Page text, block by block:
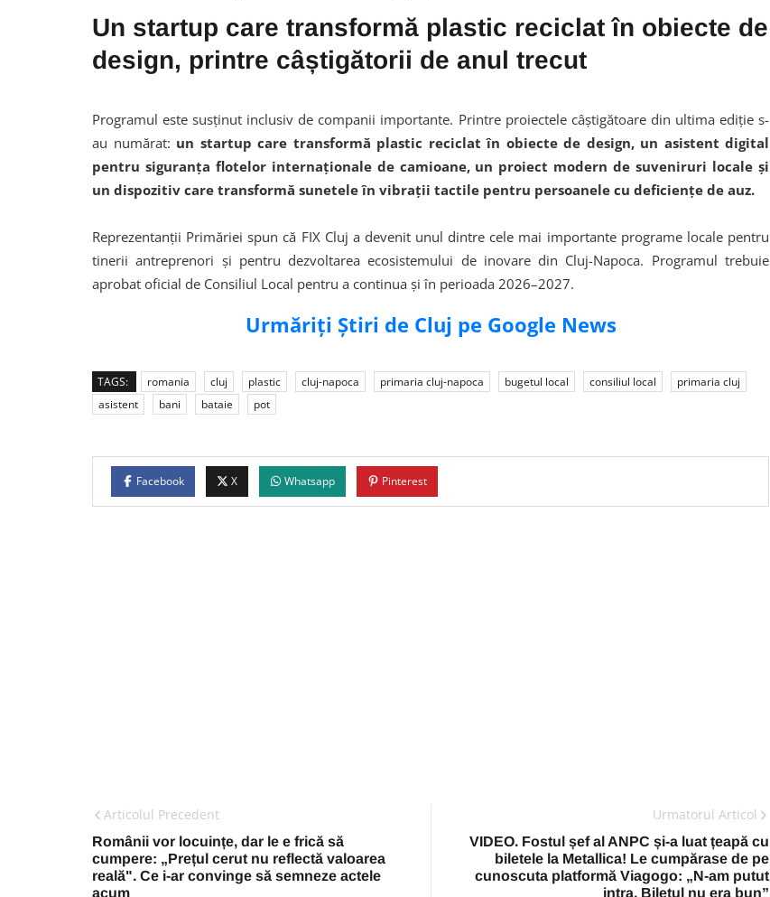
Un startup care transformă plastic reciclat în obiecte de
design, printre câștigătorii de anul trecut
Programul este susținut inclusiv de companii importante. Printre proiectele câștigătoare din ultima ediție s-
au numărat: un startup care transformă plastic reciclat în obiecte de design, un asistent digital
pentru siguranța flotelor internaționale de camioane, un proiect modern de suveniruri locale și
un dispozitiv care transformă sunetele în vibrații tactile pentru persoanele cu deficiențe de auz.
Reprezentanții Primăriei spun că FIX Cluj a devenit unul dintre cele mai importante programe locale pentru
tinerii antreprenori și pentru dezvoltarea ecosistemului de inovare din Cluj-Napoca. Programul trebuie
aprobat oficial de Consiliul Local pentru a continua și în perioada 2026–2027.
Urmăriți Știri de Cluj pe Google News
TAGS: romania cluj plastic cluj-napoca primaria cluj-napoca bugetul local consiliul local
primaria cluj
asistent
bani bataie pot
Facebook X Whatsapp Pinterest
Articolul Precedent
Românii vor locuințe, dar le e frică să
cumpere: „Prețul cerut nu reflectă valoarea
reală". Ce i-ar convinge să semneze actele
acum
Urmatorul Articol
VIDEO. Fostul șef al ANPC și-a luat țeapă cu
biletele la Metallica! Le cumpărase de pe
cunoscuta platformă Viagogo: „N-am putut
intra. Biletul nu era bun”